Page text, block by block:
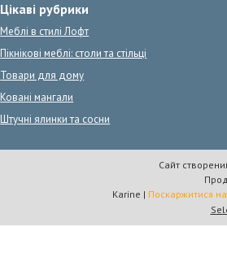
Цікаві рубрики
Меблі в стилі Лофт
Пікнікові меблі: столи та стільці
Товари для дому
Ковані мангали
Штучні ялинки та сосни
Сайт
Karine | Поскаржитися